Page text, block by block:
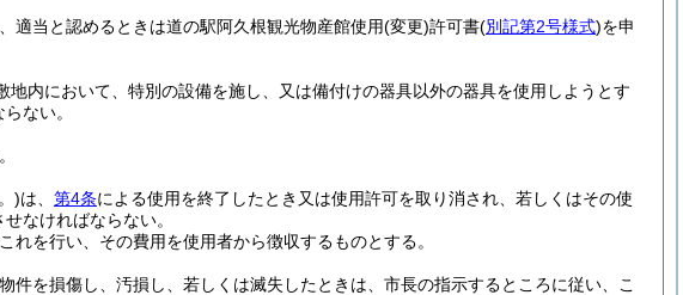
適当と認めるときは道の駅阿久根観光物産館使用(変更)許可書(別記第2号様式)を申
地内において、特別の設備を施し、又は備付けの器具以外の器具を使用しようとす
ない。
)は、 第4条による使用を終了したとき又は使用許可を取り消され、若しくはその使
なければならない。
を行い、その費用を使用者から徴収するものとする。
を損傷し、汚損し、若しくは滅失したときは、市長の指示するところに従い、こ